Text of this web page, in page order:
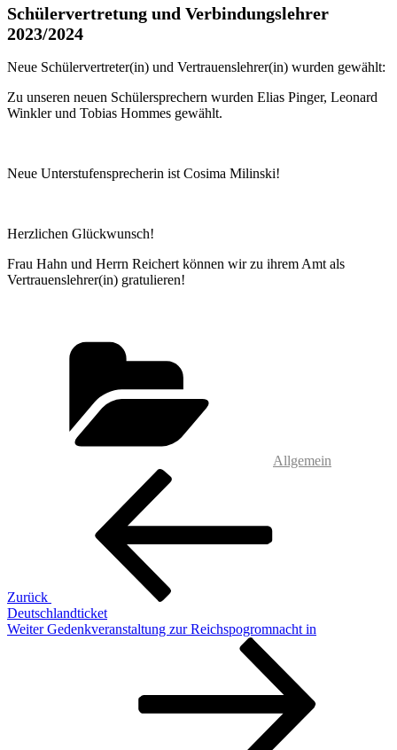
Schülervertretung und Verbindungslehrer
2023/2024
Neue Schülervertreter(in) und Vertrauenslehrer(in) wurden gewählt:
Zu unseren neuen Schülersprechern wurden Elias Pinger, Leonard
Winkler und Tobias Hommes gewählt.
Neue Unterstufensprecherin ist Cosima Milinski!
Herzlichen Glückwunsch!
Frau Hahn und Herrn Reichert können wir zu ihrem Amt als
Vertrauenslehrer(in) gratulieren!
Allgemein
Beitragsnavigation
Zurück
Deutschlandticket
Nächster
Weiter Gedenkveranstaltung zur Reichspogromnacht in